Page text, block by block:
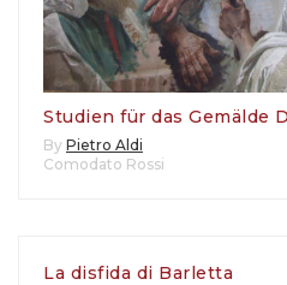
Studien für das Gemälde
By Pietro Aldi
Comodato Rossi
La disfida di Barletta